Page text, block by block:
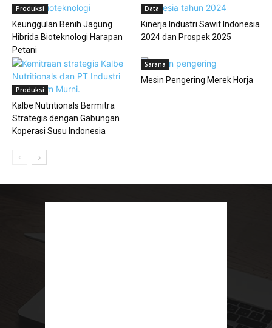
Produksi
Keunggulan Benih Jagung
Hibrida Bioteknologi Harapan
Petani
Data
Kinerja Industri Sawit Indonesia
2024 dan Prospek 2025
Produksi
Kalbe Nutritionals Bermitra
Strategis dengan Gabungan
Koperasi Susu Indonesia
Sarana
Mesin Pengering Merek Horja